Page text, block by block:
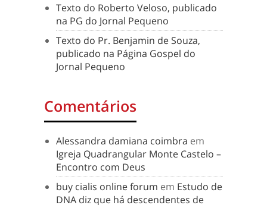
Texto do Roberto Veloso, publicado
na PG do Jornal Pequeno
Texto do Pr. Benjamin de Souza,
publicado na Página Gospel do
Jornal Pequeno
Comentários
Alessandra damiana coimbra em
Igreja Quadrangular Monte Castelo –
Encontro com Deus
buy cialis online forum em Estudo de
DNA diz que há descendentes de